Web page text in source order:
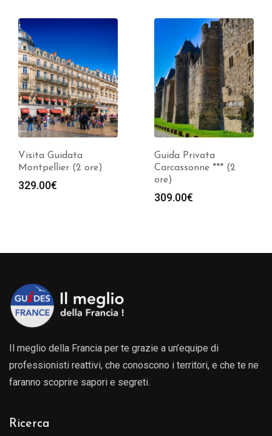
Visita Guidata
Montpellier (2 ore)
329.00€
Guida Privata
Carcassonne *** (2
ore)
309.00€
Il meglio della Francia per te grazie a un’equipe di
professionisti reattivi, che conoscono i territori, e che te ne
faranno scoprire sapori e segreti.
Ricerca